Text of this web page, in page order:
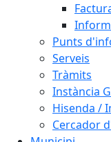
Punts
Serveis
Tràmits
Instància
Hisenda /
Cercador